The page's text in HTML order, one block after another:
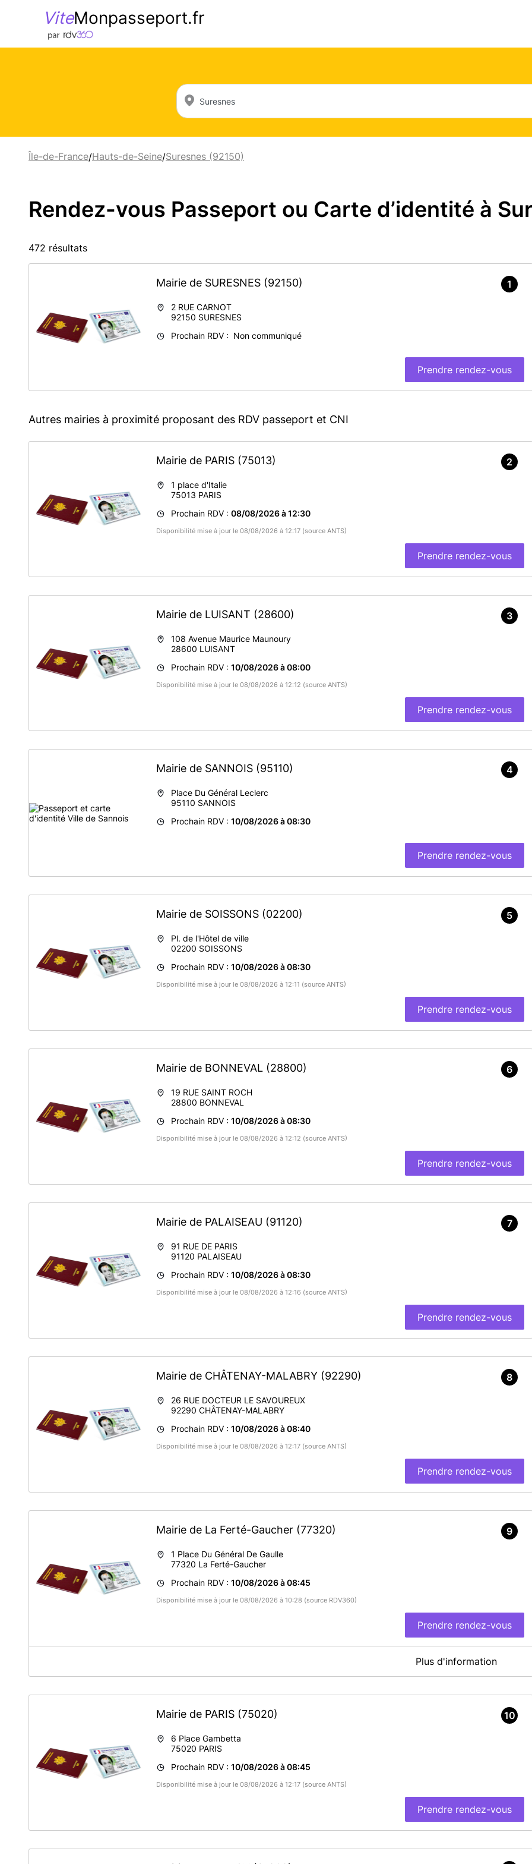
ViteMonpasseport.fr
Île-de-France/Hauts-de-Seine/Suresnes (92150)
Rendez-vous Passeport ou Carte d’identité à
472 résultats
Mairie de SURESNES (92150)
2 RUE CARNOT
92150 SURESNES
Prochain RDV : Non communiqué
Prendre rendez-vous
1
Autres mairies à proximité proposant des RDV passeport et CNI
Mairie de PARIS (75013)
1 place d'Italie
75013 PARIS
Prochain RDV : 08/08/2026 à 12:30
Disponibilité mise à jour le 08/08/2026 à 12:17 (source ANTS)
Prendre rendez-vous
2
Mairie de LUISANT (28600)
108 Avenue Maurice Maunoury
28600 LUISANT
Prochain RDV : 10/08/2026 à 08:00
Disponibilité mise à jour le 08/08/2026 à 12:12 (source ANTS)
Prendre rendez-vous
3
Mairie de SANNOIS (95110)
Place Du Général Leclerc
95110 SANNOIS
Prochain RDV : 10/08/2026 à 08:30
Prendre rendez-vous
4
Mairie de SOISSONS (02200)
Pl. de l'Hôtel de ville
02200 SOISSONS
Prochain RDV : 10/08/2026 à 08:30
Disponibilité mise à jour le 08/08/2026 à 12:11 (source ANTS)
Prendre rendez-vous
5
Mairie de BONNEVAL (28800)
19 RUE SAINT ROCH
28800 BONNEVAL
Prochain RDV : 10/08/2026 à 08:30
Disponibilité mise à jour le 08/08/2026 à 12:12 (source ANTS)
Prendre rendez-vous
6
Mairie de PALAISEAU (91120)
91 RUE DE PARIS
91120 PALAISEAU
Prochain RDV : 10/08/2026 à 08:30
Disponibilité mise à jour le 08/08/2026 à 12:16 (source ANTS)
Prendre rendez-vous
7
Mairie de CHÂTENAY-MALABRY (92290)
26 RUE DOCTEUR LE SAVOUREUX
92290 CHÂTENAY-MALABRY
Prochain RDV : 10/08/2026 à 08:40
Disponibilité mise à jour le 08/08/2026 à 12:17 (source ANTS)
Prendre rendez-vous
8
Mairie de La Ferté-Gaucher (77320)
1 Place Du Général De Gaulle
77320 La Ferté-Gaucher
Prochain RDV : 10/08/2026 à 08:45
Disponibilité mise à jour le 08/08/2026 à 10:28 (source RDV360)
Prendre rendez-vous
9
ENTRAINER LE REPORT DU RDV
N'OUBLIEZ PAS VOTRE PRE DEMANDE
Tous les demandeurs doivent être présents au rendez-vous (même les enfants)
FOURNIR LES ORIGINAUX ET LES PHOTOCOPIES -TOUT DOSSIER INCOMPLET SERA REFUSÉ
renouvellement passeport : Ancien passeport + copie (si vous possédez une carte d'identité la rapporter en plus)
Plus d'information
Mairie de PARIS (75020)
6 Place Gambetta
75020 PARIS
Prochain RDV : 10/08/2026 à 08:45
Disponibilité mise à jour le 08/08/2026 à 12:17 (source ANTS)
Prendre rendez-vous
10